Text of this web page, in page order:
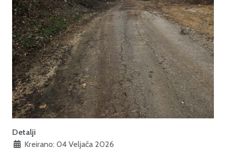
Detalji
Kreirano: 04 Veljača 2026